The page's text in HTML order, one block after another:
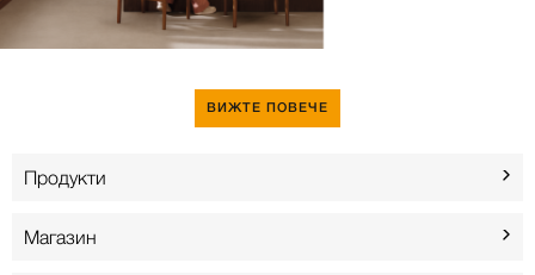
ВИЖТЕ ПОВЕЧЕ
Продукти
Магазин